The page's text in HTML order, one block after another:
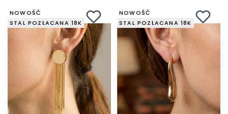
NOWOŚĆ
STAL POZŁACANA 18K
NOWOŚĆ
STAL POZŁACANA 18K